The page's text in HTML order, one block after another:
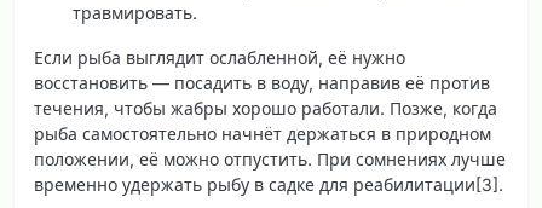
травмировать.
Если рыба выглядит ослабленной, её нужно
восстановить — посадить в воду, направив её против
течения, чтобы жабры хорошо работали. Позже, когда
рыба самостоятельно начнёт держаться в природном
положении, её можно отпустить. При сомнениях лучше
временно удержать рыбу в садке для реабилитации[3].